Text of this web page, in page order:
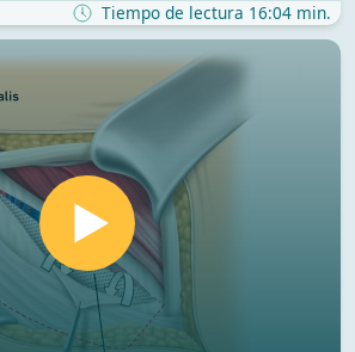
Tiempo de lectura 16:04 min.